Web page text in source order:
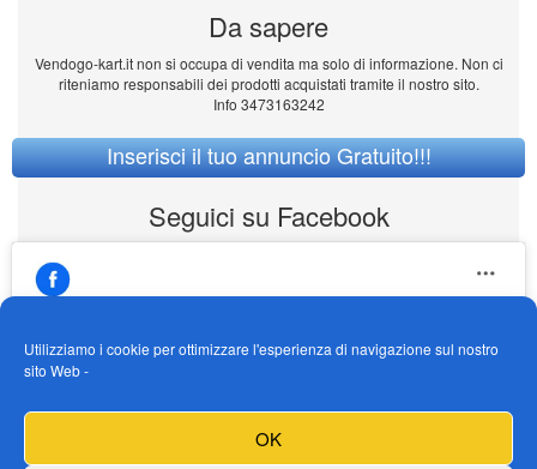
Utilizziamo i cookie per ottimizzare l'esperienza di navigazione sul nostro
sito Web -
OK
Da sapere
Vendogo-kart.it non si occupa di vendita ma solo di informazione. Non ci
riteniamo responsabili dei prodotti acquistati tramite il nostro sito.
Info 3473163242
Inserisci il tuo annuncio Gratuito!!!
Seguici su Facebook
https://www.facebook.com/Vendogokartit/
Fai clic per accettare i cookie marketing e
abilitare questo contenuto